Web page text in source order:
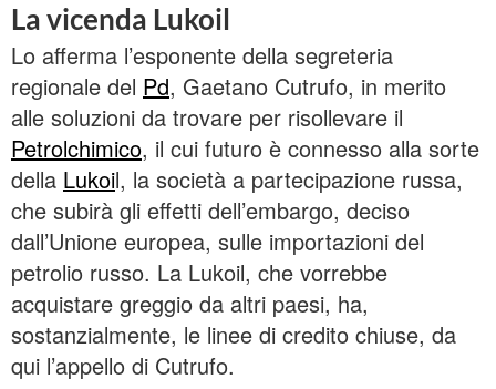
La vicenda Lukoil
Lo afferma l’esponente della segreteria
regionale del Pd, Gaetano Cutrufo, in merito
alle soluzioni da trovare per risollevare il
Petrolchimico, il cui futuro è connesso alla sorte
della Lukoil, la società a partecipazione russa,
che subirà gli effetti dell’embargo, deciso
dall’Unione europea, sulle importazioni del
petrolio russo. La Lukoil, che vorrebbe
acquistare greggio da altri paesi, ha,
sostanzialmente, le linee di credito chiuse, da
qui l’appello di Cutrufo.